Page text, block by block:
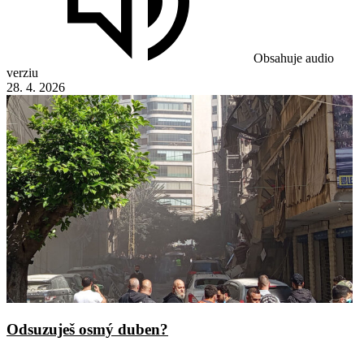
Obsahuje audio
verziu
28. 4. 2026
Odsuzuješ osmý duben?